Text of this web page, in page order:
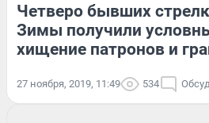
Четверо бывших
Зимы получили
хищение патронов и
27 ноября, 2019, 11:49 534